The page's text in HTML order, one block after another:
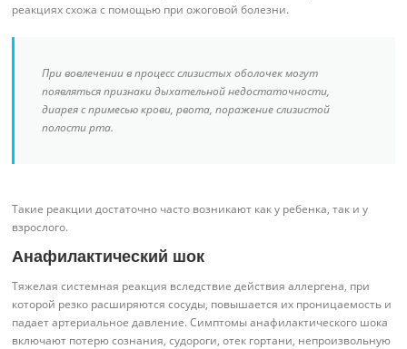
реакциях схожа с помощью при ожоговой болезни.
При вовлечении в процесс слизистых оболочек могут
появляться признаки дыхательной недостаточности,
диарея с примесью крови, рвота, поражение слизистой
полости рта.
Такие реакции достаточно часто возникают как у ребенка, так и у
взрослого.
Анафилактический шок
Тяжелая системная реакция вследствие действия аллергена, при
которой резко расширяются сосуды, повышается их проницаемость и
падает артериальное давление. Симптомы анафилактического шока
включают потерю сознания, судороги, отек гортани, непроизвольную